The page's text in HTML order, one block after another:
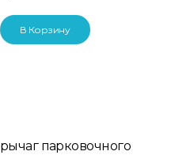
В Корзину
рычаг парковочного